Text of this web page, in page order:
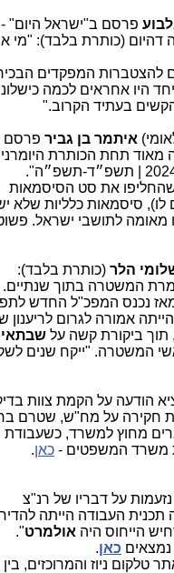
ב"ישראל היום" -כאן
(כותרת בלבד): "מי אתם,
המפקדים הבכירים
אחראים לכמה כישלונות •
הקרוב."
בן גבירפרסם כאן
הכותרת היומרנית:
את סט הסיסמאות
כלליות שלא ישפרו
לתושבי ישראל. פשוט
(כותרת בלבד):
בתוך שנתיים.
נכנס המפכ"ל החדש לתפקיד.
לגרום לריענון שורות.
קשה עלשבתאיועל
"ייקח שנים לשקם
על הקמת צוות בדיקה
על מח"ש, שטרם ברור
למשרד, כשעבודת הצוות
המשפטים -כאן.
דבריו של רנ"צ
העבודה הייתה להדיח ראש
היהאולמרט".
כאן.
ניוז והמרוכזים, בין היתר